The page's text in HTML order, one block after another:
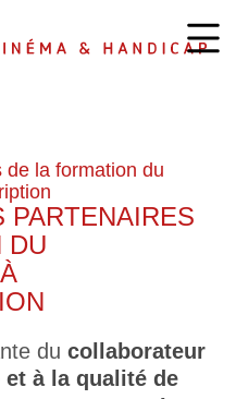
de la formation du
PARTENAIRES
DU
du collaborateur
et à la qualité de